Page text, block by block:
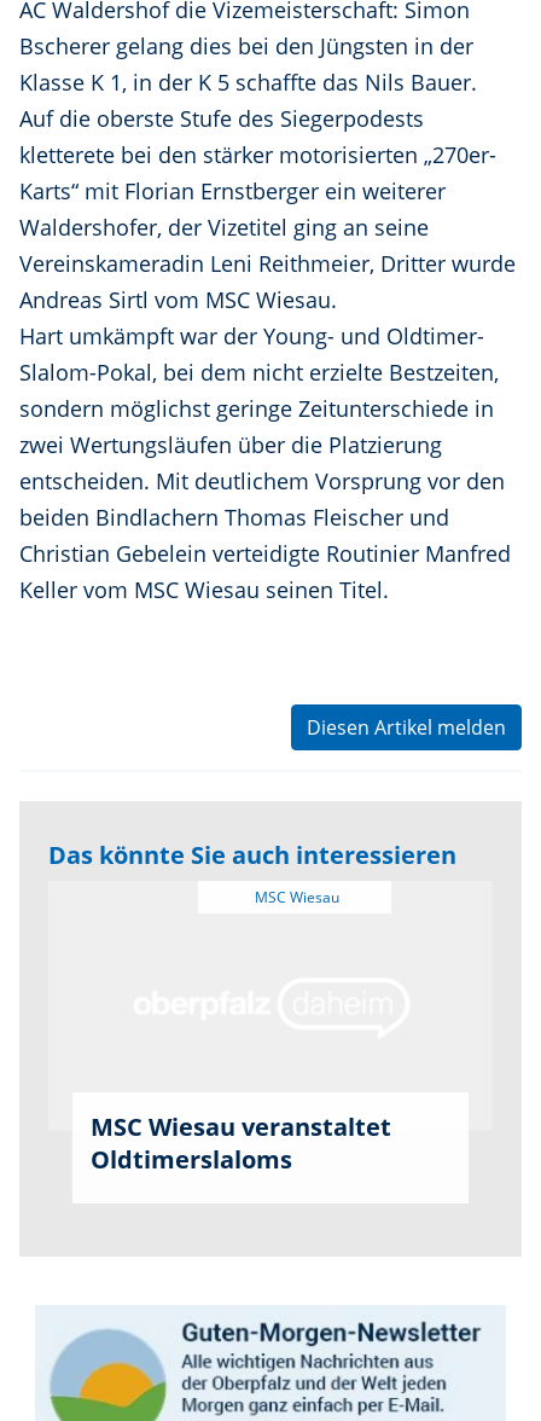
AC Waldershof die Vizemeisterschaft: Simon
Bscherer gelang dies bei den Jüngsten in der
Klasse K 1, in der K 5 schaffte das Nils Bauer.
Auf die oberste Stufe des Siegerpodests
kletterete bei den stärker motorisierten „270er-
Karts“ mit Florian Ernstberger ein weiterer
Waldershofer, der Vizetitel ging an seine
Vereinskameradin Leni Reithmeier, Dritter wurde
Andreas Sirtl vom MSC Wiesau.
Hart umkämpft war der Young- und Oldtimer-
Slalom-Pokal, bei dem nicht erzielte Bestzeiten,
sondern möglichst geringe Zeitunterschiede in
zwei Wertungsläufen über die Platzierung
entscheiden. Mit deutlichem Vorsprung vor den
beiden Bindlachern Thomas Fleischer und
Christian Gebelein verteidigte Routinier Manfred
Keller vom MSC Wiesau seinen Titel.
Diesen Artikel melden
Das könnte Sie auch interessieren
MSC Wiesau
MSC Wiesau veranstaltet
Oldtimerslaloms